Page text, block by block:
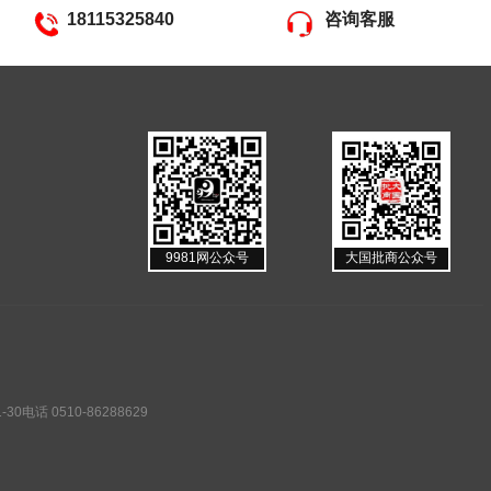
18115325840 咨询客服
9981网公众号 大国批商公众号
30电话 0510-86288629